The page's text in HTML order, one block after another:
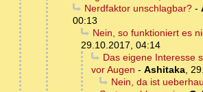
Nerdfaktor unschlagbar?-
00:13
Nein, so funktioniert es
29.10.2017, 04:14
Das eigene Interesse
vor Augen - Ashitaka,
Nein, da ist